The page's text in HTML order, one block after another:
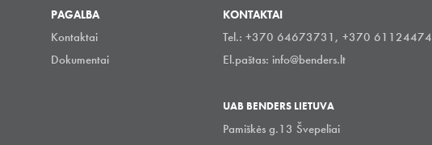
PAGALBA
Kontaktai
Dokumentai
KONTAKTAI
Tel.: +370 64673731, +370 61124474
El.paštas: info@benders.lt
UAB BENDERS LIETUVA
Pamiškės g.13 Švepeliai